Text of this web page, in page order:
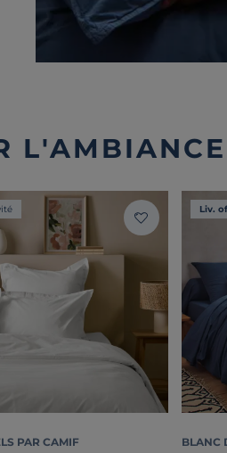
L'AMBIANCE
PAR CAMIF
Liv.
BLANC